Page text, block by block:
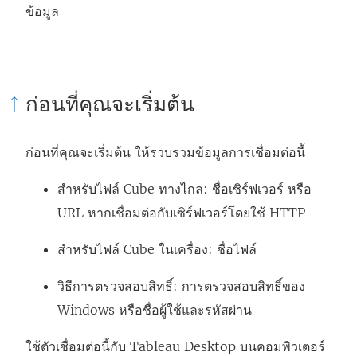
ข้อมูล
ก่อนที่คุณจะเริ่มต้น
ก่อนที่คุณจะเริ่มต้น ให้รวบรวมข้อมูลการเชื่อมต่อนี้
สำหรับไฟล์ Cube ทางไกล: ชื่อเซิร์ฟเวอร์ หรือ
URL หากเชื่อมต่อกับเซิร์ฟเวอร์โดยใช้ HTTP
สำหรับไฟล์ Cube ในเครื่อง: ชื่อไฟล์
วิธีการตรวจสอบสิทธิ์: การตรวจสอบสิทธิ์ของ
Windows หรือชื่อผู้ใช้และรหัสผ่าน
ใช้ตัวเชื่อมต่อนี้กับ Tableau Desktop บนคอมพิวเตอร์